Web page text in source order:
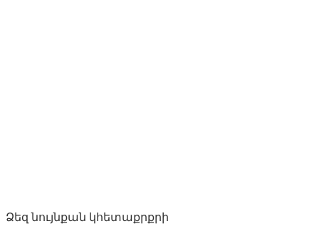
Ձեզ նույնքան կհետաքրքրի